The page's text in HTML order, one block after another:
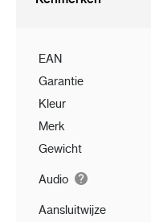
EAN
Garantie
Kleur
Merk
Gewicht
Audio
Aansluitwijze